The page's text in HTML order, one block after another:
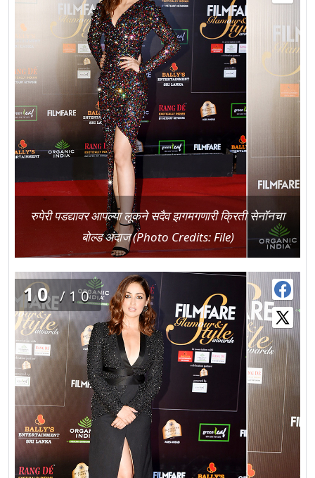
रुपेरी पडद्यावर आपल्या लूकने सदैव झगमगणारी क्रिती सेनॉनचा
बोल्ड अंदाज (Photo Credits: File)
10/10